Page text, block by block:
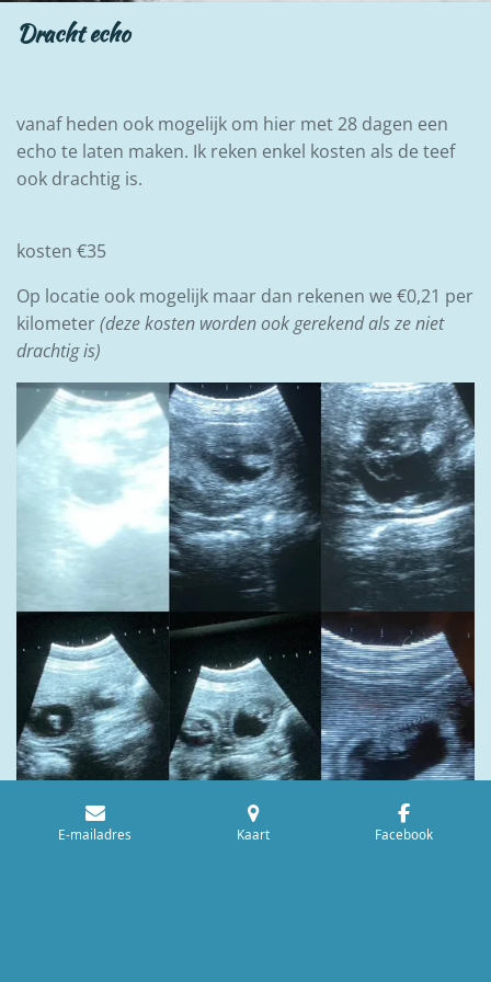
Dracht echo
vanaf heden ook mogelijk om hier met 28 dagen een
echo te laten maken. Ik reken enkel kosten als de teef
ook drachtig is.
kosten €35
Op locatie ook mogelijk maar dan rekenen we €0,21 per
kilometer(deze kosten worden ook gerekend als ze niet
drachtig is)
E-mailadres Kaart Facebook